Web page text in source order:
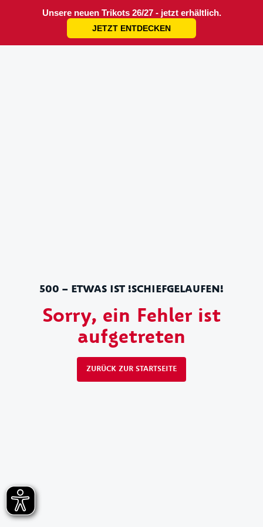
Unsere neuen Trikots 26/27 - jetzt erhältlich.
JETZT ENTDECKEN
500 – ETWAS IST !SCHIEFGELAUFEN!
Sorry, ein Fehler ist
aufgetreten
ZURÜCK ZUR STARTSEITE